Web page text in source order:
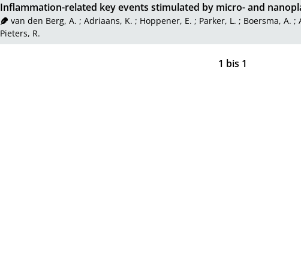
Inflammation-related key events stimulated by micro- and
van den Berg, A. ;Adriaans, K. ; Hoppener, E. ; Parker, L. ; Boersma, A. ;
Pieters, R.
1 bis 1